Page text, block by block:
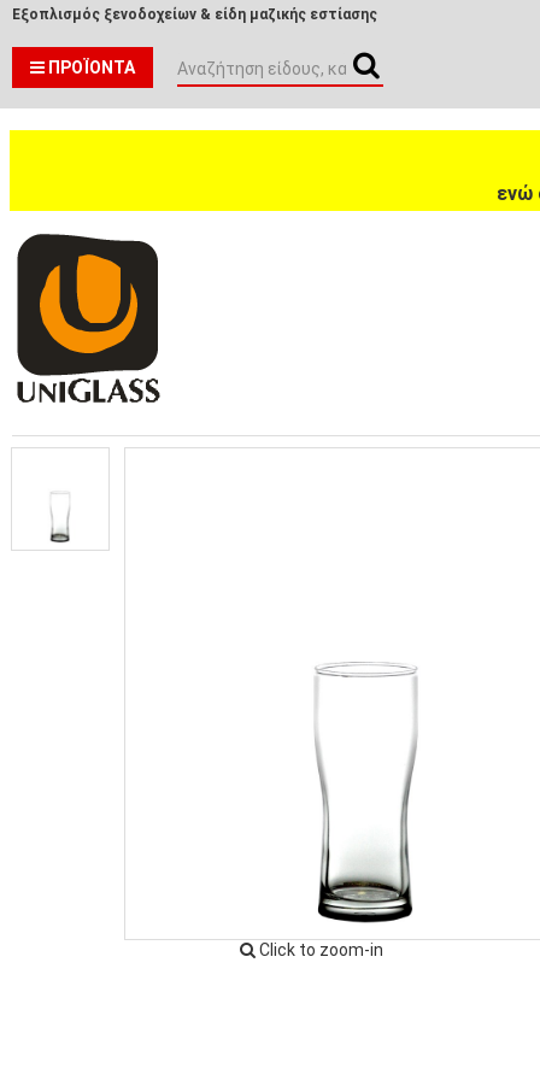
Εξοπλισμός ξενοδοχείων & είδη μαζικής εστίασης
ΠΡΟΪΌΝΤΑ
ενώ
Click to zoom-in